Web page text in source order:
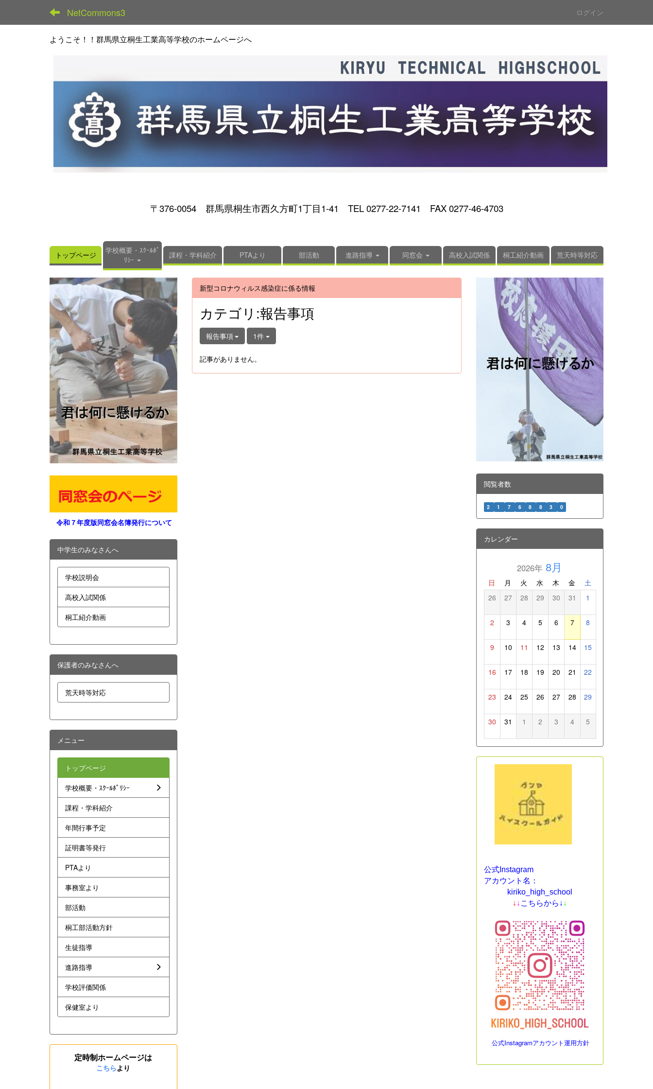
NetCommons3 ログイン
ようこそ！！群馬県立桐生工業高等学校のホームページへ
〒376-0054 群馬県桐生市西久方町1丁目1-41 TEL 0277-22-7141 FAX 0277-46-4703
トップページ
学校概要・ｽｸｰﾙﾎﾟ
ﾘｼｰ
課程・学科紹介 PTAより 部活動 進路指導 同窓会 高校入試関係 桐工紹介動画 荒天時等対応
新型コロナウィルス感染症に係る情報
カテゴリ:報告事項
報告事項 1件
記事がありません。
令和７年度版同窓会名簿発行について
中学生のみなさんへ
学校説明会
高校入試関係
桐工紹介動画
保護者のみなさんへ
荒天時等対応
メニュー
トップページ
学校概要・ｽｸｰﾙﾎﾟﾘｼｰ
課程・学科紹介
年間行事予定
証明書等発行
PTAより
事務室より
部活動
桐工部活動方針
生徒指導
進路指導
学校評価関係
保健室より
定時制ホームページは
こちらより
閲覧者数
2 1 7 6 8 8 3 0
カレンダー
2026年 8月
日 月 火 水 木 金 土
26 27 28 29 30 31 1
2 3 4 5 6 7 8
9 10 11 12 13 14 15
16 17 18 19 20 21 22
23 24 25 26 27 28 29
30 31 1 2 3 4 5
公式Instagram
アカウント名：
kiriko_high_school
↓ ↓ こちらから↓ ↓
公式Instagramアカウント運用方針